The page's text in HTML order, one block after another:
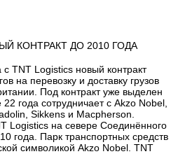
КОНТРАКТ ДО 2010 ГОДА
TNT Logistics новый контракт
на перевозку и доставку грузов
Под контракт уже выделен
года сотрудничает с Akzo Nobel,
Sikkens и Macpherson.
Logistics на севере Соединённого
года. Парк транспортных средств
символикой Akzo Nobel. TNT